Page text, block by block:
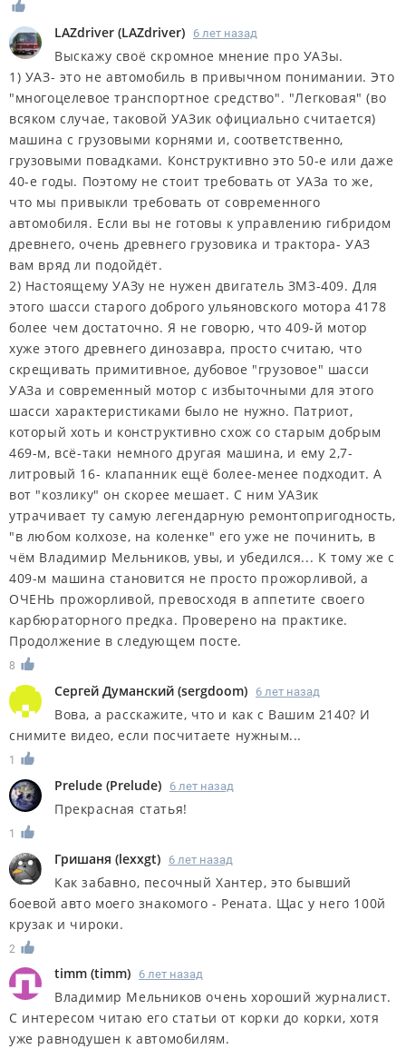
LAZdriver (LAZdriver) 6 лет назад
Выскажу своё скромное мнение про УАЗы.
1) УАЗ- это не автомобиль в привычном понимании. Это
"многоцелевое транспортное средство". "Легковая" (во
всяком случае, таковой УАЗик официально считается)
машина с грузовыми корнями и, соответственно,
грузовыми повадками. Конструктивно это 50-е или даже
40-е годы. Поэтому не стоит требовать от УАЗа то же,
что мы привыкли требовать от современного
автомобиля. Если вы не готовы к управлению гибридом
древнего, очень древнего грузовика и трактора- УАЗ
вам вряд ли подойдёт.
2) Настоящему УАЗу не нужен двигатель ЗМЗ-409. Для
этого шасси старого доброго ульяновского мотора 4178
более чем достаточно. Я не говорю, что 409-й мотор
хуже этого древнего динозавра, просто считаю, что
скрещивать примитивное, дубовое "грузовое" шасси
УАЗа и современный мотор с избыточными для этого
шасси характеристиками было не нужно. Патриот,
который хоть и конструктивно схож со старым добрым
469-м, всё-таки немного другая машина, и ему 2,7-
литровый 16- клапанник ещё более-менее подходит. А
вот "козлику" он скорее мешает. С ним УАЗик
утрачивает ту самую легендарную ремонтопригодность,
"в любом колхозе, на коленке" его уже не починить, в
чём Владимир Мельников, увы, и убедился... К тому же с
409-м машина становится не просто прожорливой, а
ОЧЕНЬ прожорливой, превосходя в аппетите своего
карбюраторного предка. Проверено на практике.
Продолжение в следующем посте.
8
Сергей Думанский (sergdoom) 6 лет назад
Вова, а расскажите, что и как с Вашим 2140? И
снимите видео, если посчитаете нужным...
1
Prelude (Prelude) 6 лет назад
Прекрасная статья!
1
Гришаня (lexxgt) 6 лет назад
Как забавно, песочный Хантер, это бывший
боевой авто моего знакомого - Рената. Щас у него 100й
крузак и чироки.
2
timm (timm) 6 лет назад
Владимир Мельников очень хороший журналист.
С интересом читаю его статьи от корки до корки, хотя
уже равнодушен к автомобилям.